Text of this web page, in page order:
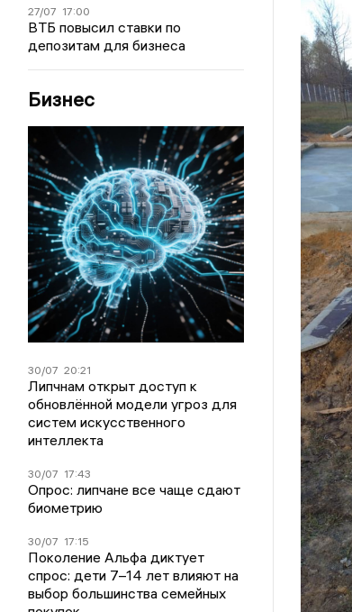
27/07 17:00
ВТБ повысил ставки по
депозитам для бизнеса
Бизнес
30/07 20:21
Липчнам открыт доступ к
обновлённой модели угроз для
систем искусственного
интеллекта
30/07 17:43
Опрос: липчане все чаще сдают
биометрию
30/07 17:15
Поколение Альфа диктует
спрос: дети 7–14 лет влияют на
выбор большинства семейных